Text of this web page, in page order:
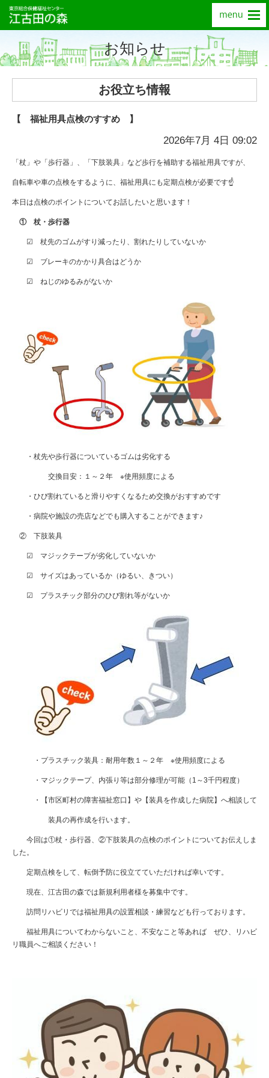
お知らせ
お役立ち情報
【 福祉用具点検のすすめ 】
2026年7月 4日 09:02
「杖」や「歩行器」、「下肢装具」など歩行を補助する福祉用具ですが、
自転車や車の点検をするように、福祉用具にも定期点検が必要です☝
本日は点検のポイントについてお話したいと思います！
① 杖・歩行器
☑ 杖先のゴムがすり減ったり、割れたりしていないか
☑ ブレーキのかかり具合はどうか
☑ ねじのゆるみがないか
・杖先や歩行器についているゴムは劣化する
交換目安：１～２年 ※使用頻度による
・ひび割れていると滑りやすくなるため交換がおすすめです
・病院や施設の売店などでも購入することができます♪
② 下肢装具
☑ マジックテープが劣化していないか
☑ サイズはあっているか（ゆるい、きつい）
☑ プラスチック部分のひび割れ等がないか
・プラスチック装具：耐用年数１～２年 ※使用頻度による
・マジックテープ、内張り等は部分修理が可能（ 1 ～3千円程度）
・【市区町村の障害福祉窓口】や【装具を作成した病院】へ相談して
装具の再作成を行います。
今回は①杖・歩行器、②下肢装具の点検のポイントについてお伝えしま
した。
定期点検をして、転倒予防に役立てていただければ幸いです。
現在、江古田の森では新規利用者様を募集中です。
訪問リハビリでは福祉用具の設置相談・練習なども行っております。
福祉用具についてわからないこと、不安なこと等あれば ぜひ、リハビ
リ職員へご相談ください！